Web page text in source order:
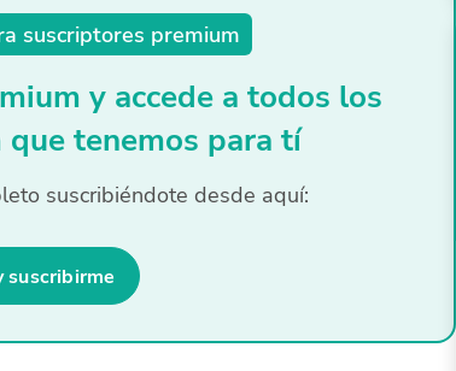
suscriptores premium
y accede a todos los
tenemos para tí
suscribiéndote desde aquí:
suscribirme